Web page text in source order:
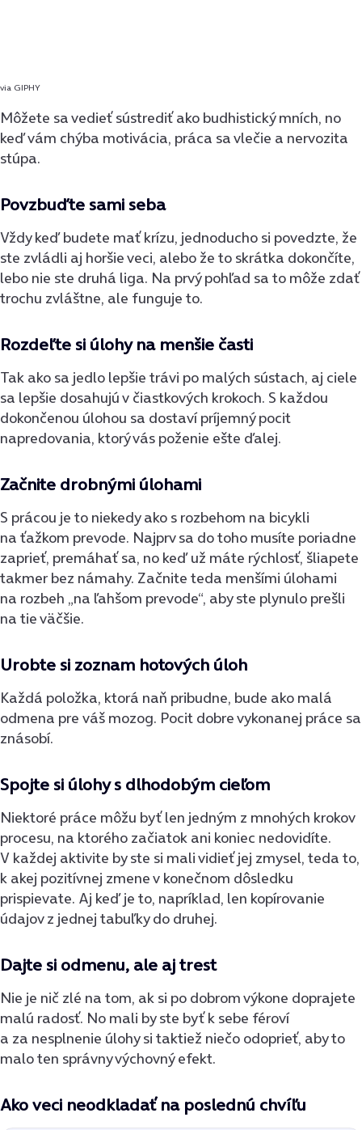
via GIPHY
Môžete sa vedieť sústrediť ako budhistický mních, no
keď vám chýba motivácia, práca sa vlečie a nervozita
stúpa.
Povzbuďte sami seba
Vždy keď budete mať krízu, jednoducho si povedzte, že
ste zvládli aj horšie veci, alebo že to skrátka dokončíte,
lebo nie ste druhá liga. Na prvý pohľad sa to môže zdať
trochu zvláštne, ale funguje to.
Rozdeľte si úlohy na menšie časti
Tak ako sa jedlo lepšie trávi po malých sústach, aj ciele
sa lepšie dosahujú v čiastkových krokoch. S každou
dokončenou úlohou sa dostaví príjemný pocit
napredovania, ktorý vás poženie ešte ďalej.
Začnite drobnými úlohami
S prácou je to niekedy ako s rozbehom na bicykli
na ťažkom prevode. Najprv sa do toho musíte poriadne
zaprieť, premáhať sa, no keď už máte rýchlosť, šliapete
takmer bez námahy. Začnite teda menšími úlohami
na rozbeh „na ľahšom prevode“, aby ste plynulo prešli
na tie väčšie.
Urobte si zoznam hotových úloh
Každá položka, ktorá naň pribudne, bude ako malá
odmena pre váš mozog. Pocit dobre vykonanej práce sa
znásobí.
Spojte si úlohy s dlhodobým cieľom
Niektoré práce môžu byť len jedným z mnohých krokov
procesu, na ktorého začiatok ani koniec nedovidíte.
V každej aktivite by ste si mali vidieť jej zmysel, teda to,
k akej pozitívnej zmene v konečnom dôsledku
prispievate. Aj keď je to, napríklad, len kopírovanie
údajov z jednej tabuľky do druhej.
Dajte si odmenu, ale aj trest
Nie je nič zlé na tom, ak si po dobrom výkone doprajete
malú radosť. No mali by ste byť k sebe féroví
a za nesplnenie úlohy si taktiež niečo odoprieť, aby to
malo ten správny výchovný efekt.
Ako veci neodkladať na poslednú chvíľu